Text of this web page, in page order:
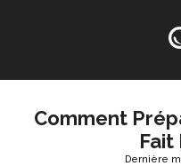
Comment
Fait
Dernière